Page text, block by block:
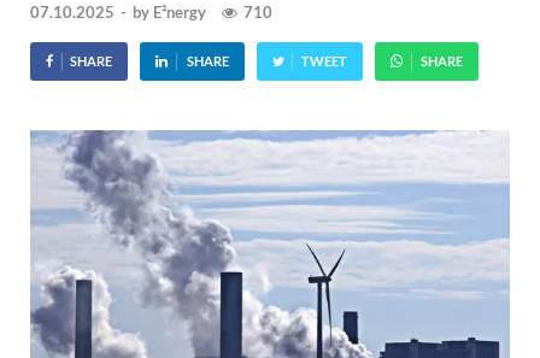
07.10.2025 - by E²nergy 710
SHARE SHARE TWEET SHARE